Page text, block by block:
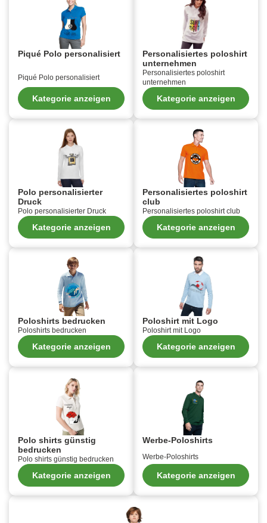
Piqué Polo personalisiert
Piqué Polo personalisiert
Kategorie anzeigen
Personalisiertes poloshirt
unternehmen
Personalisiertes poloshirt
unternehmen
Kategorie anzeigen
Polo personalisierter
Druck
Polo personalisierter Druck
Kategorie anzeigen
Personalisiertes poloshirt
club
Personalisiertes poloshirt club
Kategorie anzeigen
Poloshirts bedrucken
Poloshirts bedrucken
Kategorie anzeigen
Poloshirt mit Logo
Poloshirt mit Logo
Kategorie anzeigen
Polo shirts günstig
bedrucken
Polo shirts günstig bedrucken
Kategorie anzeigen
Werbe-Poloshirts
Werbe-Poloshirts
Kategorie anzeigen